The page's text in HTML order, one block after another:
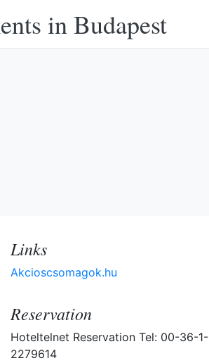
in Budapest
Links
Akcioscsomagok.hu
Reservation
Hoteltelnet Reservation Tel: 00-36-1-
2279614